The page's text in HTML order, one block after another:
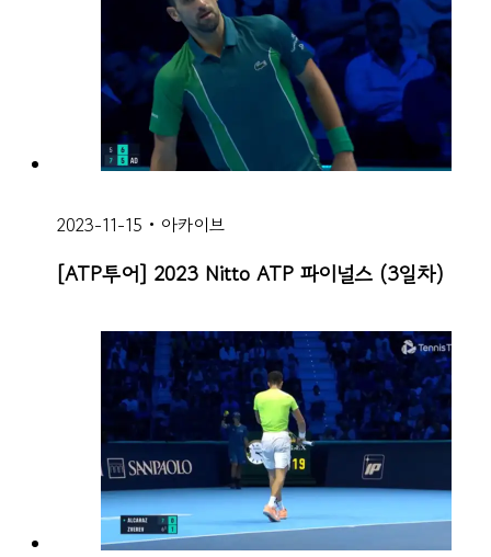
2023-11-15 • 아카이브
[ATP투어] 2023 Nitto ATP 파이널스 (3일차)